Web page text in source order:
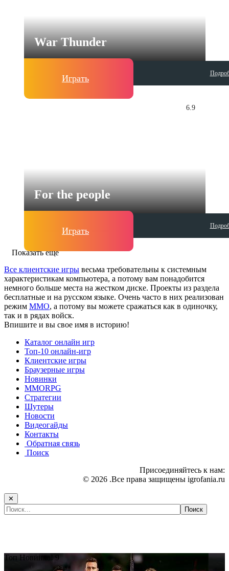
War Thunder
Играть
6.9
For the people
Играть
Показать ещё
Все клиентские игры весьма требовательны к системным
характеристикам компьютера, а потому вам понадобится
немного больше места на жестком диске. Проекты из раздела
бесплатные и на русском языке. Очень часто в них реализован
режим ММО, а потому вы можете сражаться как в одиночку,
так и в рядах войск.
Впишите и вы свое имя в историю!
Каталог онлайн игр
Топ-10 онлайн-игр
Клиентские игры
Браузерные игры
Новинки
MMORPG
Стратегии
Шутеры
Новости
Видеогайды
Контакты
Обратная связь
Поиск
Присоединяйтесь к нам:
© 2026 .Все права защищены igrofania.ru
✕
Топ Новинка! 9